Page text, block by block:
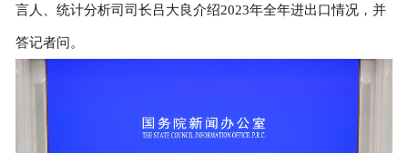
联系我们
言人、统计分析司司长吕大良介绍2023年全年进出口情况，并
答记者问。